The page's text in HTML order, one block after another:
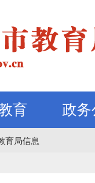
育 政务
育局信息